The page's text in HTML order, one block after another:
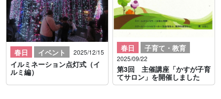
春日 イベント 2025/12/15
イルミネーション点灯式（イ
ルミ編）
春日 子育て・教育
2025/09/22
第3回 主催講座「かすが子育
てサロン」を開催しました